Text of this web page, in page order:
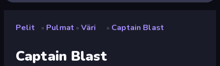
Pelit » Pulmat » Väri » Captain Blast
Captain Blast